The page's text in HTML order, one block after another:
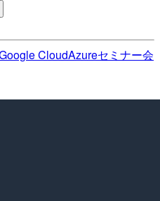
CloudAzureセミナー会